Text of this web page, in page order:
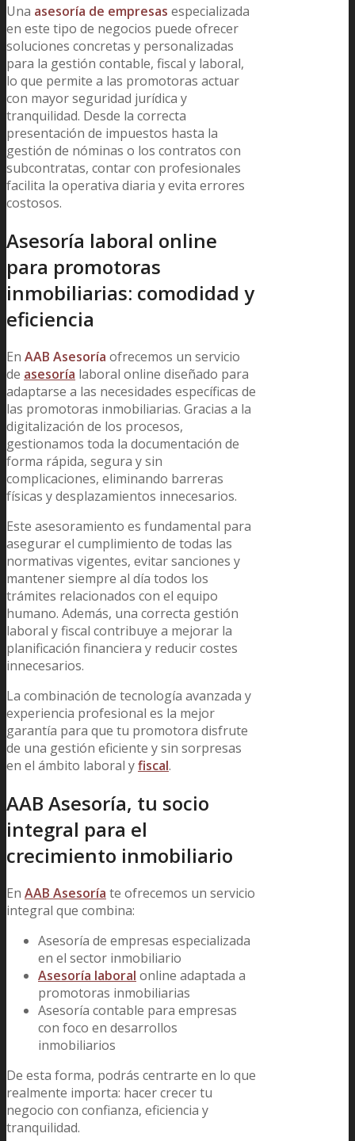
Una asesoría de empresas especializada
en este tipo de negocios puede ofrecer
soluciones concretas y personalizadas
para la gestión contable, fiscal y laboral,
lo que permite a las promotoras actuar
con mayor seguridad jurídica y
tranquilidad. Desde la correcta
presentación de impuestos hasta la
gestión de nóminas o los contratos con
subcontratas, contar con profesionales
facilita la operativa diaria y evita errores
costosos.
Asesoría laboral online
para promotoras
inmobiliarias: comodidad y
eficiencia
En AAB Asesoría ofrecemos un servicio
de asesoría laboral online diseñado para
adaptarse a las necesidades específicas de
las promotoras inmobiliarias. Gracias a la
digitalización de los procesos,
gestionamos toda la documentación de
forma rápida, segura y sin
complicaciones, eliminando barreras
físicas y desplazamientos innecesarios.
Este asesoramiento es fundamental para
asegurar el cumplimiento de todas las
normativas vigentes, evitar sanciones y
mantener siempre al día todos los
trámites relacionados con el equipo
humano. Además, una correcta gestión
laboral y fiscal contribuye a mejorar la
planificación financiera y reducir costes
innecesarios.
La combinación de tecnología avanzada y
experiencia profesional es la mejor
garantía para que tu promotora disfrute
de una gestión eficiente y sin sorpresas
en el ámbito laboral yfiscal.
AAB Asesoría, tu socio
integral para el
crecimiento inmobiliario
En AAB Asesoría te ofrecemos un servicio
integral que combina:
Asesoría de empresas especializada
en el sector inmobiliario
Asesoría laboral online adaptada a
promotoras inmobiliarias
Asesoría contable para empresas
con foco en desarrollos
inmobiliarios
De esta forma, podrás centrarte en lo que
realmente importa: hacer crecer tu
negocio con confianza, eficiencia y
tranquilidad.